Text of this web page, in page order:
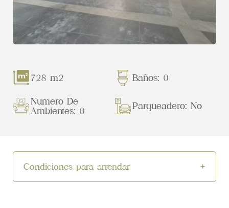
728 m2
Baños: 0
Numero De
Ambientes: 0
Parqueadero: No
Condiciones para arrendar